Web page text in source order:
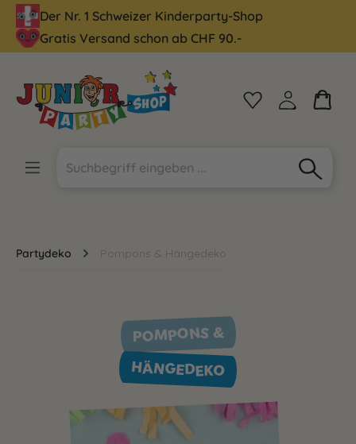
springen
Der Nr. 1 Schweizer Kinderparty-Shop
Gratis Versand schon ab CHF 90.-
Partydeko Pompons & Hängedeko
POMPONS &
HÄNGEDEKO